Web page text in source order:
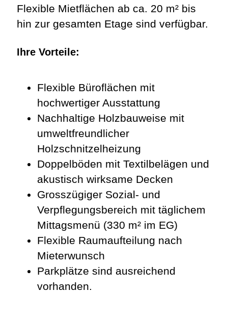
Flexible Mietflächen ab ca. 20 m² bis
hin zur gesamten Etage sind verfügbar.
Ihre Vorteile:
Flexible Büroflächen mit
hochwertiger Ausstattung
Nachhaltige Holzbauweise mit
umweltfreundlicher
Holzschnitzelheizung
Doppelböden mit Textilbelägen und
akustisch wirksame Decken
Grosszügiger Sozial- und
Verpflegungsbereich mit täglichem
Mittagsmenü (330 m² im EG)
Flexible Raumaufteilung nach
Mieterwunsch
Parkplätze sind ausreichend
vorhanden.